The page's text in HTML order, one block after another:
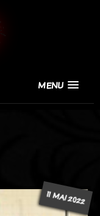
MENU
11 MAI 2022